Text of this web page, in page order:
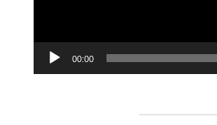
00:00